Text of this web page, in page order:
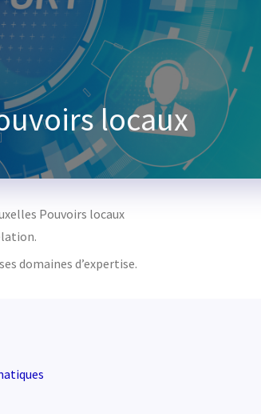
locaux
Pouvoirs locaux
domaines d’expertise.